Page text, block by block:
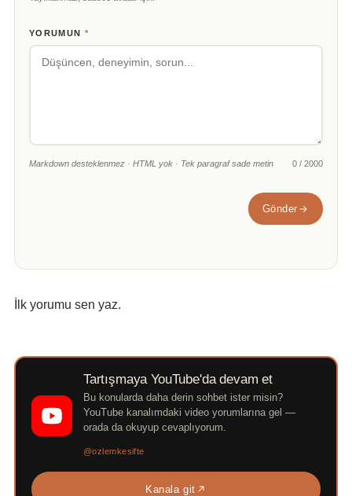
YORUMUN *
Markdown desteklenmez · HTML yok · Tek paragraf sade metin 0 / 2000
Gönder
İlk yorumu sen yaz.
Tartışmaya YouTube'da devam et
Bu konularda daha derin sohbet ister misin?
YouTube kanalımdaki video yorumlarına gel —
orada da okuyup cevaplıyorum.
@ozlemkesifte
Kanala git